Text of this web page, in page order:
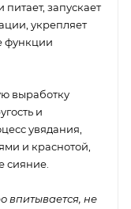
запускает
укрепляет
функции
выработку
и
увядания,
и краснотой,
сияние.
впитывается, не